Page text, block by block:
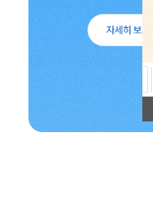
포토리뷰